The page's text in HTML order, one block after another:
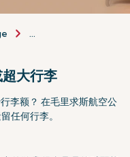
Additional Baggage
大行李
李额？ 在毛里求斯航空公
任何行李。